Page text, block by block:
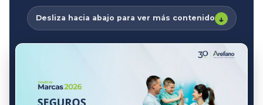
Desliza hacia abajo para ver más contenido ↓